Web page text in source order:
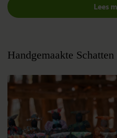
Lees
Handgemaakte